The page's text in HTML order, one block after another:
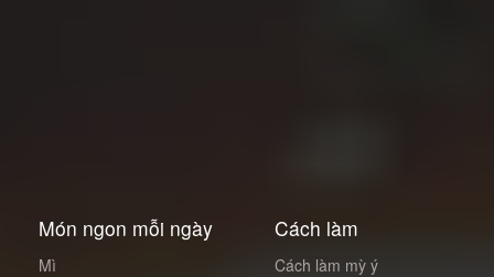
Món ngon mỗi ngày
Mì
Cách làm
Cách làm mỳ ý